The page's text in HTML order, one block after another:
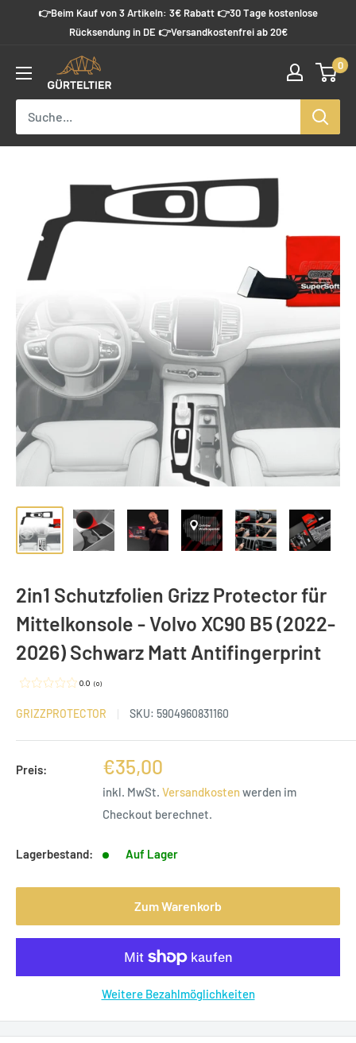
👉Beim Kauf von 3 Artikeln: 3€ Rabatt 👉30 Tage kostenlose
Rücksendung in DE 👉Versandkostenfrei ab 20€
Guerteltier 0
2in1 Schutzfolien Grizz Protector für
Mittelkonsole - Volvo XC90 B5 (2022-
2026) Schwarz Matt Antifingerprint
0.0 (0)
GRIZZPROTECTOR SKU: 5904960831160
Preis: Sonderpreis
€35,00
inkl. MwSt. Versandkosten werden im
Checkout berechnet.
Lagerbestand: Auf Lager
Zum Warenkorb
Weitere Bezahlmöglichkeiten